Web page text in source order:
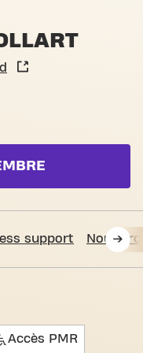
support Nous
Accès PMR